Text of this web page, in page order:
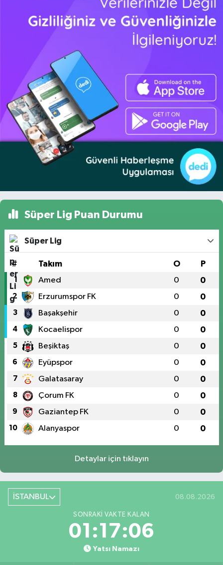
Süper Lig Puan Durumu
Süper Lig
# Takım O P
1 Amed 0 0
2 Erzurumspor FK 0 0
3 Başakşehir 0 0
4 Kocaelispor 0 0
5 Beşiktaş 0 0
6 Eyüpspor 0 0
7 Galatasaray 0 0
8 Çorum FK 0 0
9 Gaziantep FK 0 0
10 Alanyaspor 0 0
Detaylar için tıklayın
İSTANBUL 08.08.2026
SONRAKI VAKTE KALAN
01:17:05
Yatsı Namazı